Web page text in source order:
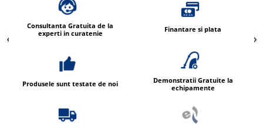
Consultanta Gratuita de la
experti in curatenie
Finantare si plata
Produsele sunt testate de noi
Demonstratii Gratuite la
echipamente